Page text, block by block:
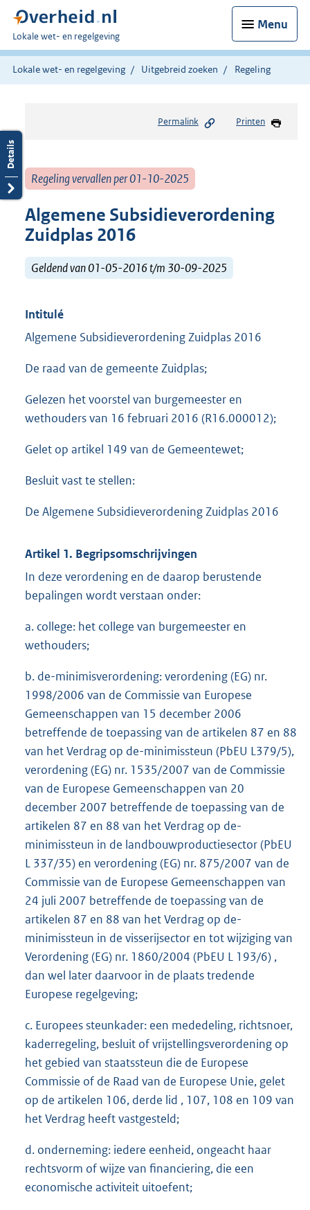
Menu
U
bent
hier:
Lokale wet- en regelgeving
Lokale wet- en regelgeving Uitgebreid zoeken Regeling
Permalink Printen
Regeling vervallen per 01-10-2025
Algemene Subsidieverordening
Zuidplas 2016
Geldend van 01-05-2016 t/m 30-09-2025
Intitulé
Algemene Subsidieverordening Zuidplas 2016
De raad van de gemeente Zuidplas;
Gelezen het voorstel van burgemeester en
wethouders van 16 februari 2016 (R16.000012);
Gelet op artikel 149 van de Gemeentewet;
Besluit vast te stellen:
De Algemene Subsidieverordening Zuidplas 2016
Artikel 1. Begripsomschrijvingen
In deze verordening en de daarop berustende
bepalingen wordt verstaan onder:
a. college: het college van burgemeester en
wethouders;
b. de-minimisverordening: verordening (EG) nr.
1998/2006 van de Commissie van Europese
Gemeenschappen van 15 december 2006
betreffende de toepassing van de artikelen 87 en 88
van het Verdrag op de-minimissteun (PbEU L379/5),
verordening (EG) nr. 1535/2007 van de Commissie
van de Europese Gemeenschappen van 20
december 2007 betreffende de toepassing van de
artikelen 87 en 88 van het Verdrag op de-
minimissteun in de landbouwproductiesector (PbEU
L 337/35) en verordening (EG) nr. 875/2007 van de
Commissie van de Europese Gemeenschappen van
24 juli 2007 betreffende de toepassing van de
artikelen 87 en 88 van het Verdrag op de-
minimissteun in de visserijsector en tot wijziging van
Verordening (EG) nr. 1860/2004 (PbEU L 193/6) ,
dan wel later daarvoor in de plaats tredende
Europese regelgeving;
c. Europees steunkader: een mededeling, richtsnoer,
kaderregeling, besluit of vrijstellingsverordening op
het gebied van staatssteun die de Europese
Commissie of de Raad van de Europese Unie, gelet
op de artikelen 106, derde lid , 107, 108 en 109 van
het Verdrag heeft vastgesteld;
d. onderneming: iedere eenheid, ongeacht haar
rechtsvorm of wijze van financiering, die een
economische activiteit uitoefent;